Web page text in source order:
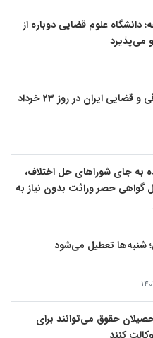
دانشگاه علوم قضایی دوباره از
می‌پذیرد
تحولات مهم حقوقی و قضایی ایران در روز 23 خرداد
به جای شوراهای حل اختلاف،
گواهی حصر وراثت بدون نیاز به
خواهد کرد
شنبه‌ها تعطیل می‌شود
حقوق می‌توانند برای